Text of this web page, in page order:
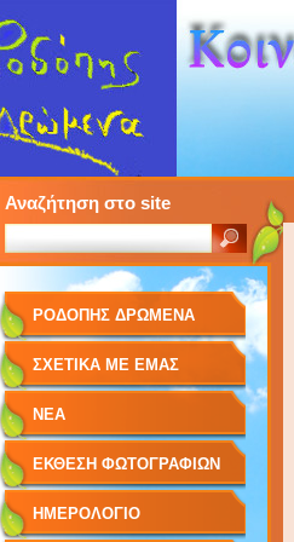
ΡΟΔΌΠΗΣ ΔΡΏΜΕΝΑ
ΣΧΕΤΙΚΆ ΜΕ EΜΆΣ
ΝΈΑ
ΈΚΘΕΣΗ ΦΩΤΟΓΡΑΦΙΏΝ
ΗΜΕΡΟΛΌΓΙΟ
Αναζήτηση στο site